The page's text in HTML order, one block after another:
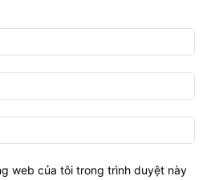
web của tôi trong trình duyệt này